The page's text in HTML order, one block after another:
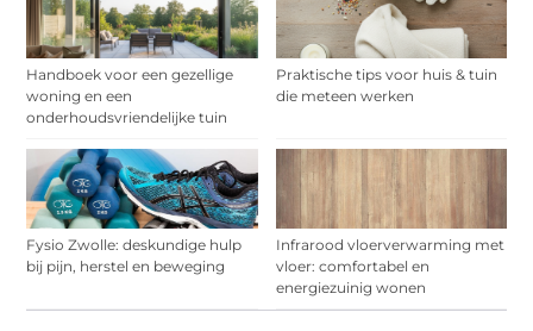
Handboek voor een gezellige
woning en een
onderhoudsvriendelijke tuin
Praktische tips voor huis & tuin
die meteen werken
Fysio Zwolle: deskundige hulp
bij pijn, herstel en beweging
Infrarood vloerverwarming met
vloer: comfortabel en
energiezuinig wonen